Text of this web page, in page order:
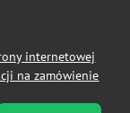
internetowej
na zamówienie